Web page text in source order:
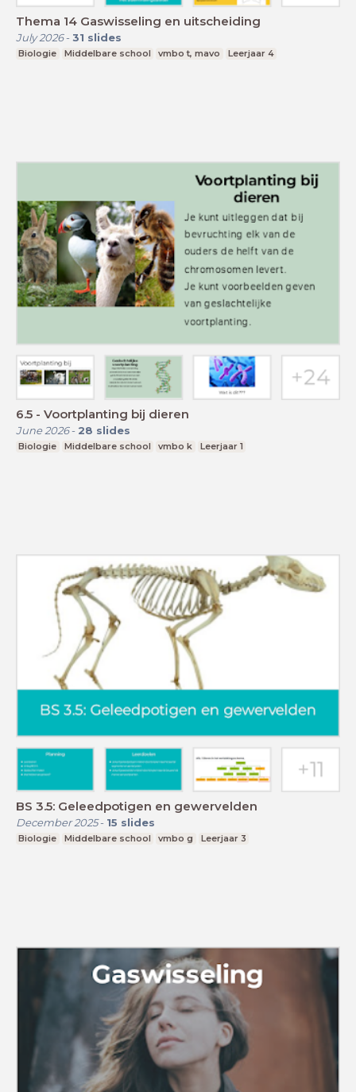
Thema 14 Gaswisseling en uitscheiding
July 2026- 31 slides
Biologie Middelbare school vmbo t, mavo Leerjaar 4
6.5 - Voortplanting bij dieren
June 2026- 28 slides
Biologie Middelbare school vmbo k Leerjaar 1
BS 3.5: Geleedpotigen en gewervelden
December 2025- 15 slides
Biologie Middelbare school vmbo g Leerjaar 3